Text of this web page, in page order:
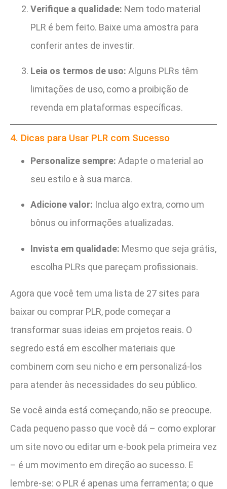
Verifique a qualidade: Nem todo material
PLR é bem feito. Baixe uma amostra para
conferir antes de investir.
Leia os termos de uso: Alguns PLRs têm
limitações de uso, como a proibição de
revenda em plataformas específicas.
4. Dicas para Usar PLR com Sucesso
Personalize sempre: Adapte o material ao
seu estilo e à sua marca.
Adicione valor: Inclua algo extra, como um
bônus ou informações atualizadas.
Invista em qualidade: Mesmo que seja grátis,
escolha PLRs que pareçam profissionais.
Agora que você tem uma lista de 27 sites para
baixar ou comprar PLR, pode começar a
transformar suas ideias em projetos reais. O
segredo está em escolher materiais que
combinem com seu nicho e em personalizá-los
para atender às necessidades do seu público.
Se você ainda está começando, não se preocupe.
Cada pequeno passo que você dá – como explorar
um site novo ou editar um e-book pela primeira vez
– é um movimento em direção ao sucesso. E
lembre-se: o PLR é apenas uma ferramenta; o que